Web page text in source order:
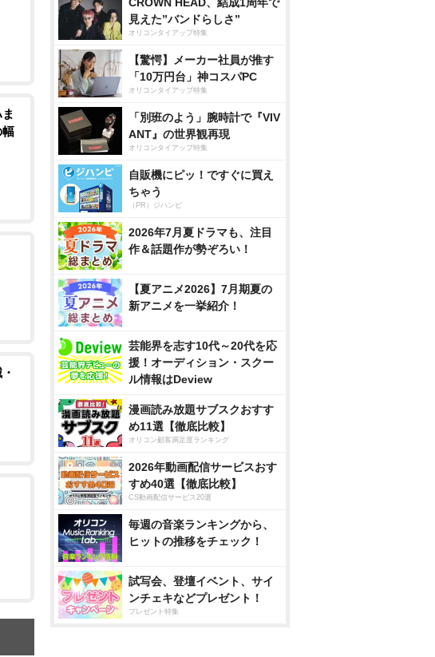
幅
見えた”バンドらしさ”
オリコンタイアップ特集
【驚愕】メーカー社員が推す
「10万円台」神コスパPC
オリコンタイアップ特集
「別班のよう」腕時計で『VIV
ANT』の世界観再現
オリコンタイアップ特集
自販機にピッ！ですぐに買え
ちゃう
（PR）ジハンピ
2026年7月夏ドラマも、注目
作＆話題作が勢ぞろい！
【夏アニメ2026】7月期夏の
新アニメを一挙紹介！
芸能界を志す10代～20代を応
援！オーディション・スクー
ル情報はDeview
漫画読み放題サブスクおすす
め11選【徹底比較】
オリコン顧客満足度ランキング
2026年動画配信サービスおす
すめ40選【徹底比較】
CS動画配信サービス20選
毎週の音楽ランキングから、
ヒットの推移をチェック！
試写会、登壇イベント、サイ
ンチェキなどプレゼント！
プレゼント特集